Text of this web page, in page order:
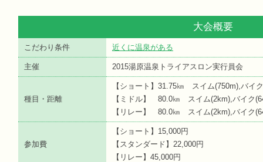
大会概要
こだわり条件 近くに温泉がある
主催 2015湯原温泉トライアスロン実行員会
種目・距離
【ショート】31.75㎞ スイム(750m),バ
【ミドル】 80.0㎞ スイム(2km),バイク
【リレー】 80.0㎞ スイム(2km),バイク
参加費
【ショート】15,000円
【スタンダード】22,000円
【リレー】45,000円